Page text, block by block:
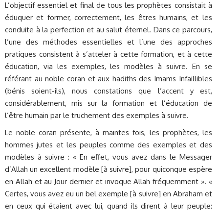
L’objectif essentiel et final de tous les prophètes consistait à
éduquer et former, correctement, les êtres humains, et les
conduite à la perfection et au salut éternel. Dans ce parcours,
l’une des méthodes essentielles et l’une des approches
pratiques consistent à s’atteler à cette formation, et à cette
éducation, via les exemples, les modèles à suivre. En se
référant au noble coran et aux hadiths des Imams Infaillibles
(bénis soient-ils), nous constations que l’accent y est,
considérablement, mis sur la formation et l’éducation de
l’être humain par le truchement des exemples à suivre.
Le noble coran présente, à maintes fois, les prophètes, les
hommes jutes et les peuples comme des exemples et des
modèles à suivre : « En effet, vous avez dans le Messager
d’Allah un excellent modèle [à suivre], pour quiconque espère
en Allah et au Jour dernier et invoque Allah fréquemment ». «
Certes, vous avez eu un bel exemple [à suivre] en Abraham et
en ceux qui étaient avec lui, quand ils dirent à leur peuple: